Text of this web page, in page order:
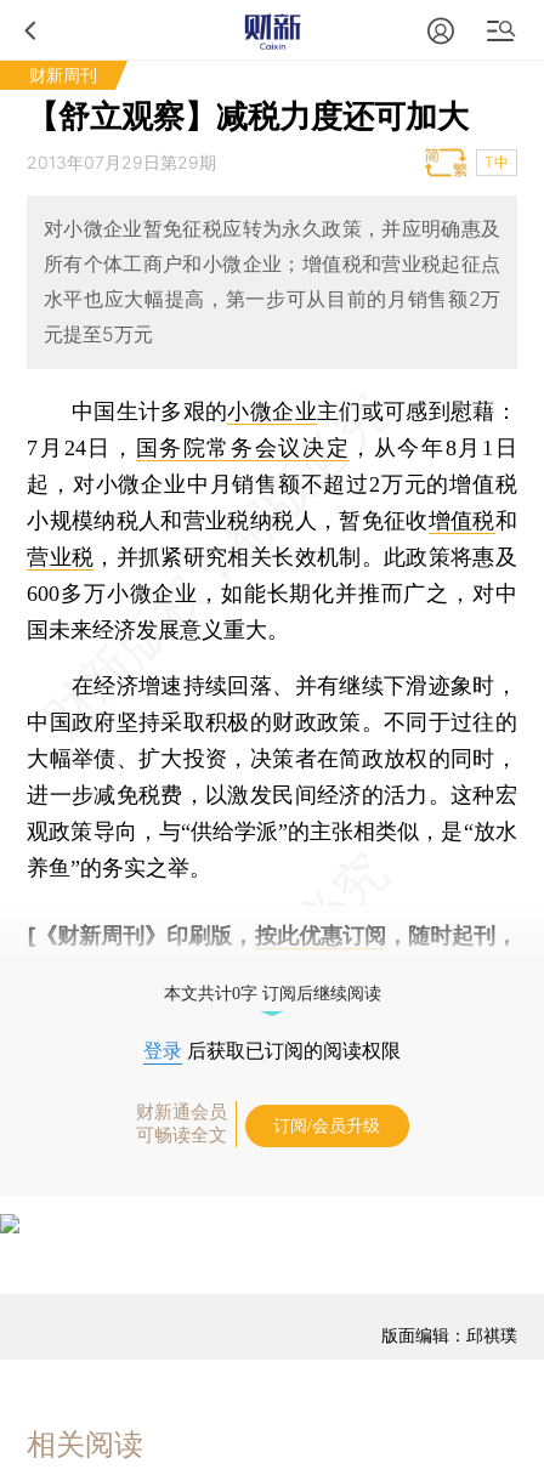
财新周刊
【舒立观察】减税力度还可加大
2013年07月29日第29期 T中
对小微企业暂免征税应转为永久政策，并应明确惠及
所有个体工商户和小微企业；增值税和营业税起征点
水平也应大幅提高，第一步可从目前的月销售额2万
元提至5万元
中国生计多艰的小微企业主们或可感到慰藉：
7月24日， 国务院常务会议决定 ，从今年8月1日
起，对小微企业中月销售额不超过2万元的增值税
小规模纳税人和营业税纳税人，暂免征收增值税和
营业税 ，并抓紧研究相关长效机制。此政策将惠及
600多万小微企业，如能长期化并推而广之，对中
国未来经济发展意义重大。
在经济增速持续回落、并有继续下滑迹象时，
中国政府坚持采取积极的财政政策。不同于过往的
大幅举债、扩大投资，决策者在简政放权的同时，
进一步减免税费，以激发民间经济的活力。这种宏
观政策导向，与“供给学派”的主张相类似，是“放水
养鱼”的务实之举。
[《财新周刊》印刷版， 按此优惠订阅 ，随时起刊，
本文共计0字 订阅后继续阅读
登录 后获取已订阅的阅读权限
财新通会员
可畅读全文
订阅/会员升级
版面编辑：邱祺璞
相关阅读